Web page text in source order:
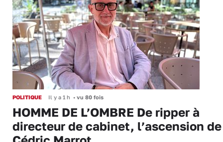
POLITIQUE Il y a 1 h • vu 80 fois
HOMME DE L’OMBRE De ripper à
directeur de cabinet, l’ascension de